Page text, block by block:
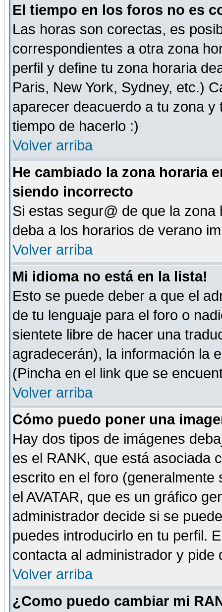
El tiempo en los foros no es
Las horas son corectas, es
correspondientes a otra zona
perfil y define tu zona horaria
Paris, New York, Sydney, etc.)
aparecer deacuerdo a tu zona
tiempo de hacerlo :)
Volver arriba
He cambiado la zona horaria
siendo incorrecto
Si estas segur@ de que la
deba a los horarios de verano
Volver arriba
Mi idioma no está en la lista!
Esto se puede deber a que el
de tu lenguaje para el foro o
sientete libre de hacer una
agradecerán), la información la
(Pincha en el link que se
Volver arriba
Cómo puedo poner una
Hay dos tipos de imágenes
es el RANK, que está asociada
escrito en el foro
el AVATAR, que es un gráfico
administrador decide si se
puedes introducirlo en tu perfil.
contacta al administrador y
Volver arriba
¿Como puedo cambiar mi